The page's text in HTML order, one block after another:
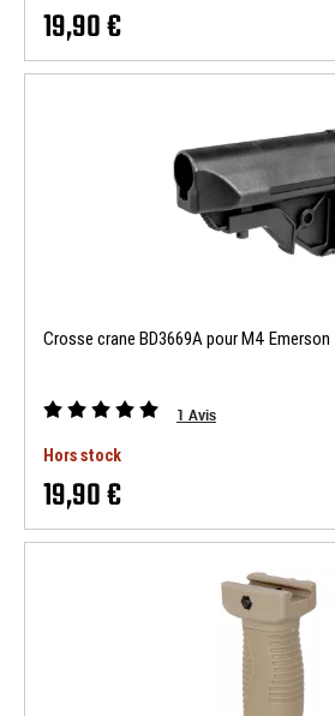
19,90 €
Crosse crane BD3669A pour M4 Emerson
1 Avis
Hors stock
19,90 €